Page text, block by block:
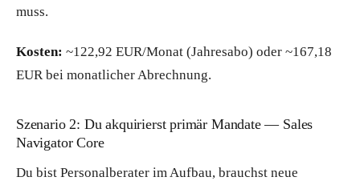
muss.
Kosten: ~122,92 EUR/Monat (Jahresabo) oder ~167,18
EUR bei monatlicher Abrechnung.
Szenario 2: Du akquirierst primär Mandate — Sales
Navigator Core
Du bist Personalberater im Aufbau, brauchst neue